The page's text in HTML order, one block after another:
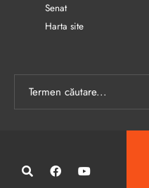
Senat
Harta site